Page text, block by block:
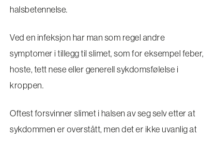
halsbetennelse.
Ved en infeksjon har man som regel andre
symptomer i tillegg til slimet, som for eksempel feber,
hoste, tett nese eller generell sykdomsfølelse i
kroppen.
Oftest forsvinner slimet i halsen av seg selv etter at
sykdommen er overstått, men det er ikke uvanlig at